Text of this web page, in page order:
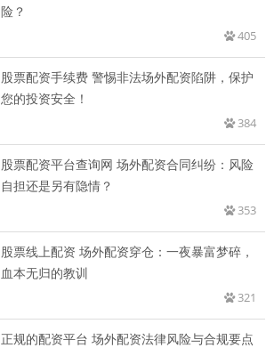
险？
405
股票配资手续费 警惕非法场外配资陷阱，保护
您的投资安全！
384
股票配资平台查询网 场外配资合同纠纷：风险
自担还是另有隐情？
353
股票线上配资 场外配资穿仓：一夜暴富梦碎，
血本无归的教训
321
正规的配资平台 场外配资法律风险与合规要点